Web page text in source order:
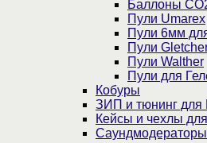
Баллоны
Пули Umarex
Пули 6мм
Пули
Пули Walther
Пули для
Кобуры
ЗИП и тюнинг для
Кейсы и чехлы